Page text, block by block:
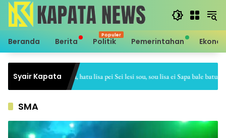
Langsung
konten
Beranda Berita Politik Pemerintahan
Syair Kapata
Sei hale hatu, hatu lisa pei Sei lesi sou, sou lisa ei Sapa bale batu, batu
SMA